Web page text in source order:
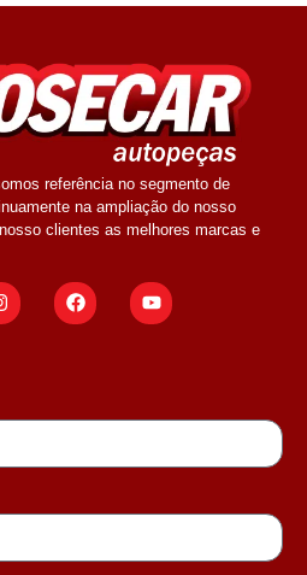
referência no segmento de
na ampliação do nosso
clientes as melhores marcas e